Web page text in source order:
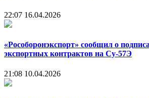
22:07 16.04.2026
«Рособоронэкспорт» сообщил о
экспортных контрактов на Су-57Э
21:08 10.04.2026